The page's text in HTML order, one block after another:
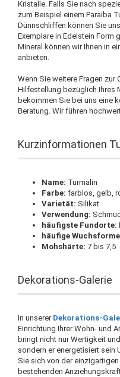
Kristalle. Falls Sie nach
zum Beispiel einem Paraiba
Dünnschliffen können Sie
Exemplare in Edelstein Form
Mineral können wir Ihnen in
anbieten.
Wenn Sie weitere Fragen
Hilfestellung bezüglich Ihres
bekommen Sie bei uns eine
Beratung. Wir führen
Kurzinformationen
Name: Turmalin
Farbe: farblos, gelb,
Varietät: Silikat
Verwendung:
häufigste Fundorte:
häufige
Mohshärte: 7 bis 7,5
Dekorations-Galerie
In unserer Dekorations-
Einrichtung Ihrer Wohn- und
bringt nicht nur Wertigkeit
sondern er energetisiert sein
Sie sich von der
bestehenden